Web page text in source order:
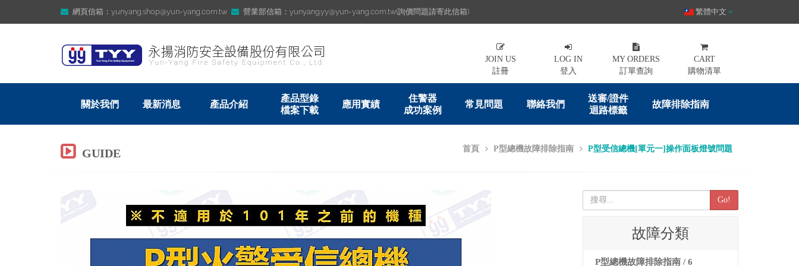
網頁信箱：yunyang.shop@yun-yang.com.tw 營業部信箱：yunyang.yy@yun-yang.com.tw(詢價問題請寄此信箱) 繁體中文
JOIN US
註冊
LOG IN
登入
MY ORDERS
訂單查詢
CART
購物清單
關於我們 最新消息 產品介紹
產品型錄
檔案下載
應用實績
住警器
成功案例
常見問題 聯絡我們
送審/證件
迴路標籤
故障排除指南
首頁 P型總機故障排除指南 P型受信總機[單元一]操作面板燈號問題
GUIDE
Go!
故障分類
P型總機故障排除指南 / 6